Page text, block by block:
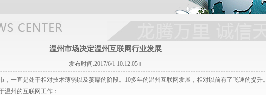
温州市场决定温州互联网行业发展
发布时间:2017/6/1 10:12:05 ‖
，一直是处于相对技术薄弱以及萎靡的阶段。10多年的温州互联网发展，相对以前有了飞速的提升。
温州的互联网工作：